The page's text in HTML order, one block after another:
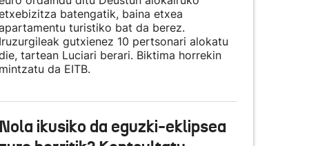
batengatik, baina etxea
turistiko bat da berez.
gutxienez 10 pertsonari alokatu
tartean Luciari berari. Biktima horrekin
da EITB.
ikusiko da eguzki-eklipsea